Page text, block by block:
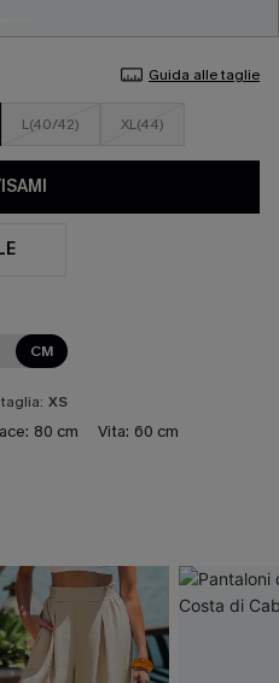
Guida alle taglie
L(40/42) XL(44)
CM
XS
80 cm Vita: 60 cm